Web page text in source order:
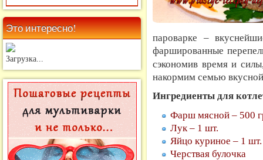
Это интересно!
Загрузка...
пароварке –
фаршированные
сэкономив время и
накормим семью
Ингредиенты для
Фарш мясной – 500
Лук – 1 шт.
Яйцо куриное – 1 шт.
Черствая булочка